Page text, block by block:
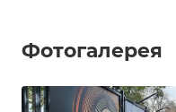
Фотогалерея